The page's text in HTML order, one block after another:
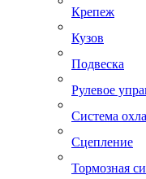
Крепеж
Кузов
Подвеска
Рулевое
Система
Сцепление
Тормозная